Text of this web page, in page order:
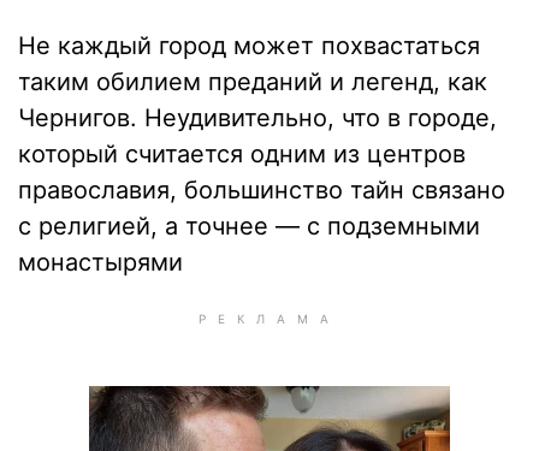
Не каждый город может похвастаться
таким обилием преданий и легенд, как
Чернигов. Неудивительно, что в городе,
который считается одним из центров
православия, большинство тайн связано
с религией, а точнее — с подземными
монастырями